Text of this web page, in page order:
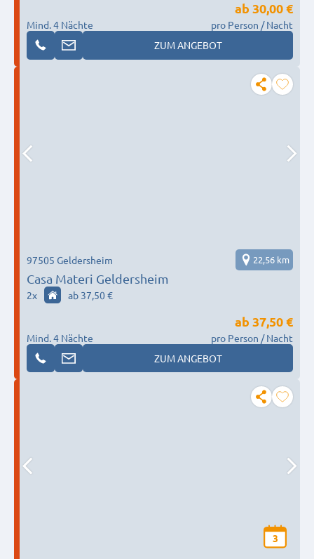
Mind. 4 Nächte
ab 30,00 €
pro Person / Nacht
ZUM ANGEBOT
Casa Materi Geldersheim
97505 Geldersheim 22,56 km
2x ab 37,50 €
Mind. 4 Nächte
ab 37,50 €
pro Person / Nacht
ZUM ANGEBOT
3